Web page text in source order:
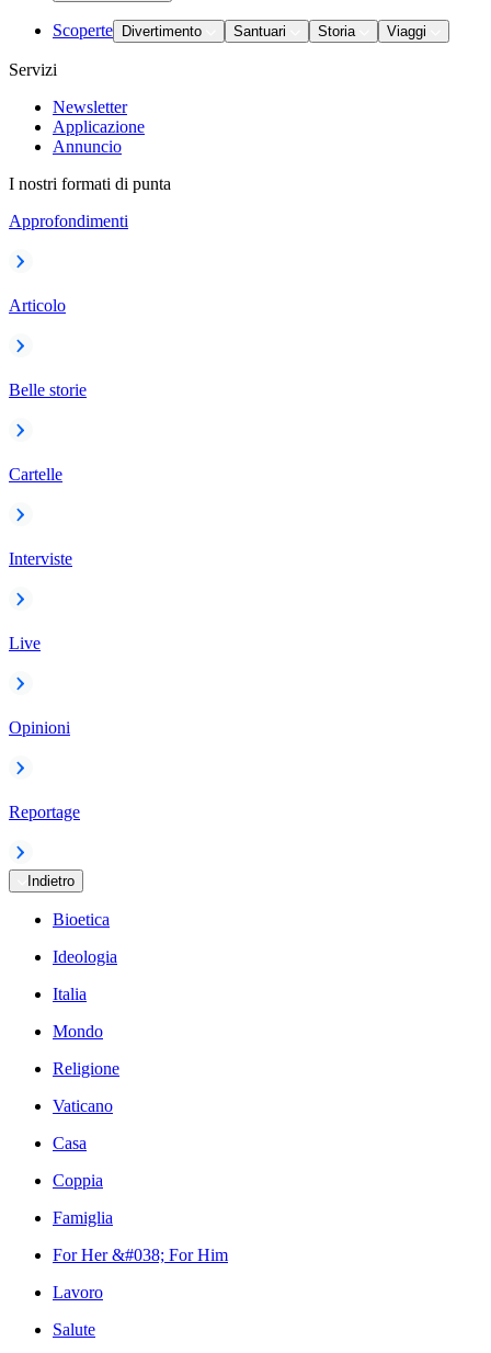
Scoperte Divertimento Santuari Storia Viaggi
Servizi
Newsletter
Applicazione
Annuncio
I nostri formati di punta
Approfondimenti
Articolo
Belle storie
Cartelle
Interviste
Live
Opinioni
Reportage
Indietro
Bioetica
Ideologia
Italia
Mondo
Religione
Vaticano
Casa
Coppia
Famiglia
For Her &#038; For Him
Lavoro
Salute